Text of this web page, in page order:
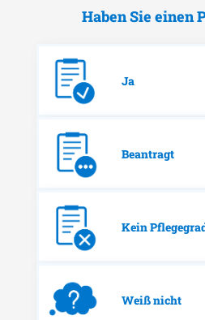
Haben Sie einen
Ja
Beantragt
Kein
Weiß nicht